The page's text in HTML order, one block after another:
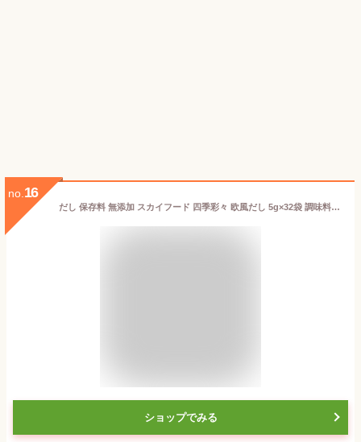
no. 16
だし 保存料 無添加 スカイフード 四季彩々 欧風だし 5g×32袋 調味料 購入金額別特典あり オーガニック 正規品 厳選素材 食品添加物不使用 コンソメ スープ ノンケミカル 自然
ショップでみる